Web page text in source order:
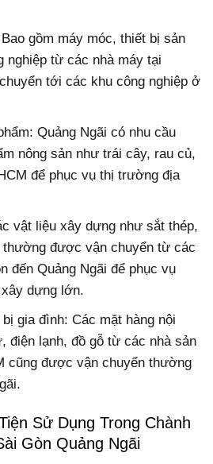
gồm máy móc, thiết bị sản
nghiệp từ các nhà máy tại
tới các khu công nghiệp ở
Quảng Ngãi có nhu cầu
nông sản như trái cây, rau củ,
để phục vụ thị trường địa
vật liệu xây dựng như sắt thép,
thường được vận chuyển từ các
đến Quảng Ngãi để phục vụ
dựng lớn.
gia đình: Các mặt hàng nội
điện lạnh, đồ gỗ từ các nhà sản
cũng được vận chuyển thường
Sử Dụng Trong Chành
Gòn Quảng Ngãi